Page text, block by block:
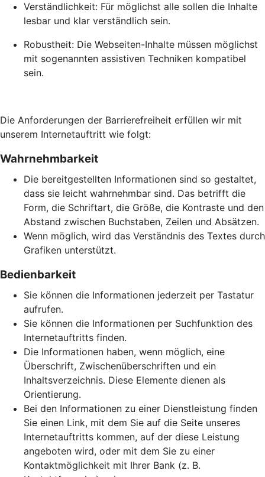
Verständlichkeit: Für möglichst alle sollen die Inhalte
lesbar und klar verständlich sein.
Robustheit: Die Webseiten-Inhalte müssen möglichst
mit sogenannten assistiven Techniken kompatibel
sein.
Die Anforderungen der Barrierefreiheit erfüllen wir mit
unserem Internetauftritt wie folgt:
Wahrnehmbarkeit
Die bereitgestellten Informationen sind so gestaltet,
dass sie leicht wahrnehmbar sind. Das betrifft die
Form, die Schriftart, die Größe, die Kontraste und den
Abstand zwischen Buchstaben, Zeilen und Absätzen.
Wenn möglich, wird das Verständnis des Textes durch
Grafiken unterstützt.
Bedienbarkeit
Sie können die Informationen jederzeit per Tastatur
aufrufen.
Sie können die Informationen per Suchfunktion des
Internetauftritts finden.
Die Informationen haben, wenn möglich, eine
Überschrift, Zwischenüberschriften und ein
Inhaltsverzeichnis. Diese Elemente dienen als
Orientierung.
Bei den Informationen zu einer Dienstleistung finden
Sie einen Link, mit dem Sie auf die Seite unseres
Internetauftritts kommen, auf der diese Leistung
angeboten wird, oder mit dem Sie zu einer
Kontaktmöglichkeit mit Ihrer Bank (z. B.